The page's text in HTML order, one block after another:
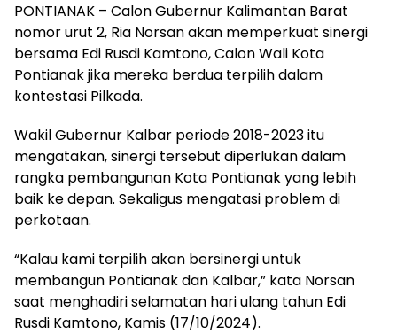
PONTIANAK – Calon Gubernur Kalimantan Barat
nomor urut 2, Ria Norsan akan memperkuat sinergi
bersama Edi Rusdi Kamtono, Calon Wali Kota
Pontianak jika mereka berdua terpilih dalam
kontestasi Pilkada.
Wakil Gubernur Kalbar periode 2018-2023 itu
mengatakan, sinergi tersebut diperlukan dalam
rangka pembangunan Kota Pontianak yang lebih
baik ke depan. Sekaligus mengatasi problem di
perkotaan.
“Kalau kami terpilih akan bersinergi untuk
membangun Pontianak dan Kalbar,” kata Norsan
saat menghadiri selamatan hari ulang tahun Edi
Rusdi Kamtono, Kamis (17/10/2024).